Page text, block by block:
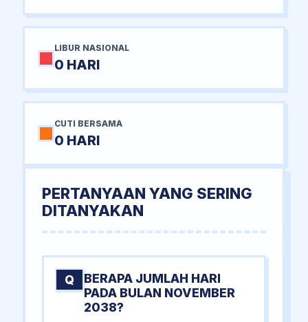
LIBUR NASIONAL
0 HARI
CUTI BERSAMA
0 HARI
PERTANYAAN YANG SERING
DITANYAKAN
Q
BERAPA JUMLAH HARI
PADA BULAN NOVEMBER
2038?